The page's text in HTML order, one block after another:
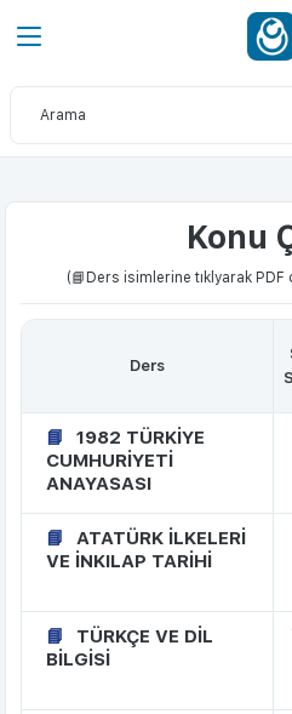
Konu
(📘Ders isimlerine tıklyarak
Ders
1982 TÜRKİYE
CUMHURİYETİ
ANAYASASI
ATATÜRK İLKELERİ
VE İNKILAP TARİHİ
TÜRKÇE VE DİL
BİLGİSİ